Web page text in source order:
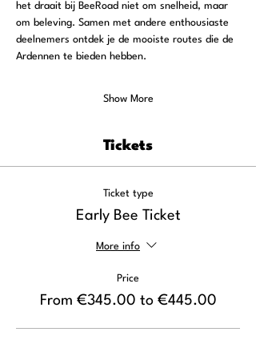
het draait bij BeeRoad niet om snelheid, maar
om beleving. Samen met andere enthousiaste
deelnemers ontdek je de mooiste routes die de
Ardennen te bieden hebben.
Show More
Tickets
Ticket type
Early Bee Ticket
More info
Price
From €345.00 to €445.00